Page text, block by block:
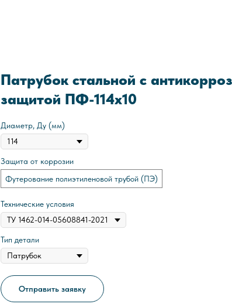
Патрубок стальной с
защитой ПФ-114x10
Диаметр, Ду (мм)
Защита от коррозии
Футерование полиэтиленовой трубой (ПЭ)
Технические условия
Тип детали
Отправить заявку